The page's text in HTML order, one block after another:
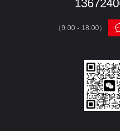
（9:00 - 18:00）